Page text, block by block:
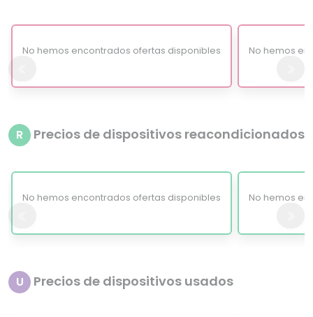
No hemos encontrados ofertas disponibles No hemos
R Precios de dispositivos reacondicionados
No hemos encontrados ofertas disponibles No hemos
U Precios de dispositivos usados